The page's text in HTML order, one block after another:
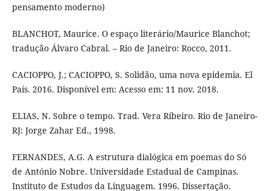
pensamento moderno)
BLANCHOT, Maurice. O espaço literário/Maurice Blanchot;
tradução Álvaro Cabral. – Rio de Janeiro: Rocco, 2011.
CACIOPPO, J.; CACIOPPO, S. Solidão, uma nova epidemia. El
País. 2016. Disponível em: Acesso em: 11 nov. 2018.
ELIAS, N. Sobre o tempo. Trad. Vera Ribeiro. Rio de Janeiro-
RJ: Jorge Zahar Ed., 1998.
FERNANDES, A.G. A estrutura dialógica em poemas do Só
de António Nobre. Universidade Estadual de Campinas.
Instituto de Estudos da Linguagem. 1996. Dissertação.